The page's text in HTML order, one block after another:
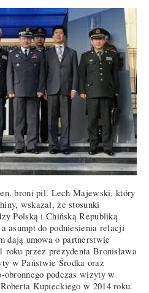
broni pil. Lech Majewski, który
wskazał, że stosunki
Polską i Chińską Republiką
asumpt do podniesienia relacji
dają umowa o partnerstwie
przez prezydenta Bronisława
w Państwie Środka oraz
podczas wizyty w
Kupieckiego w 2014 roku.